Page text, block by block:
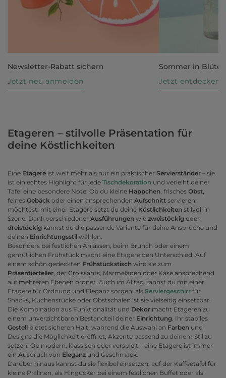
Newsletter-Rabatt sichern
Jetzt neu anmelden
Sommer in Blüte
Jetzt entdecken
Etageren – stilvolle Präsentation für
deine Köstlichkeiten
Eine Etagere ist weit mehr als nur ein praktischer Servierständer – sie
ist ein echtes Highlight für jede Tischdekoration und verleiht deiner
Tafel eine besondere Note. Ob du kleine Häppchen , frisches Obst
feines Gebäck oder einen ansprechenden Aufschnitt servieren
möchtest: mit einer Etagere setzt du deine Köstlichkeiten stilvoll in
Szene. Dank verschiedener Ausführungen wie zweistöckig oder
dreistöckig kannst du die passende Variante für deine Ansprüche und
deinen Einrichtungsstil wählen.
Besonders bei festlichen Anlässen, beim Brunch oder einem
gemütlichen Frühstück macht eine Etagere den Unterschied. Auf
einem schön gedeckten Frühstückstisch wird sie zum
Präsentierteller , der Croissants, Marmeladen oder Käse ansprechend
auf mehreren Ebenen ordnet. Auch im Alltag kannst du mit einer
Etagere für Ordnung und Eleganz sorgen: als Serviergeschirr für
Snacks, Kuchenstücke oder Obstschalen ist sie vielseitig einsetzbar.
Die Kombination aus Funktionalität und Dekor macht Etageren zu
einem unverzichtbaren Bestandteil deiner Einrichtung . Ihr stabiles
Gestell bietet sicheren Halt, während die Auswahl an Farben und
Designs die Möglichkeit eröffnet, Akzente passend zu deinem Stil zu
setzen. Ob modern, klassisch oder verspielt – eine Etagere ist immer
ein Ausdruck von Eleganz und Geschmack.
Darüber hinaus kannst du sie flexibel einsetzen: auf der Kaffeetafel für
kleine Pralinen, als Hingucker bei einem festlichen Buffet oder als